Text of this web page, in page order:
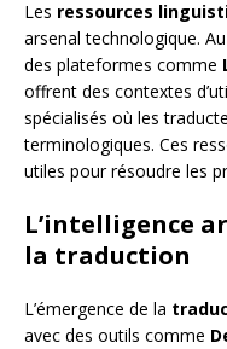
Les ressources
arsenal technologique.
des plateformes comme
offrent des contextes
spécialisés où les
terminologiques. Ces
utiles pour résoudre les
L’intelligence
la traduction
L’émergence de la
avec des outils comme